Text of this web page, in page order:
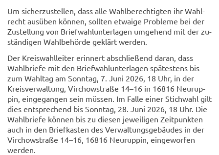
Um si­cher­zu­stel­len, dass alle Wahl­be­rech­tig­ten ihr Wahl­
recht aus­üben kön­nen, soll­ten et­wai­ge Pro­ble­me bei der
Zu­stel­lung von Brief­wahl­un­ter­la­gen um­ge­hend mit der zu­
stän­di­gen Wahl­be­hör­de ge­klärt wer­den.
Der Kreis­wahl­lei­ter er­in­nert ab­schlie­ßend daran, dass
Wahl­brie­fe mit den Brief­wahl­un­ter­la­gen spä­tes­tens bis
zum Wahl­tag am Sonn­tag, 7. Juni 2026, 18 Uhr, in der
Kreis­ver­wal­tung, Virch­ow­stra­ße 14–16 in 16816 Neu­rup­
pin, ein­ge­gan­gen sein müs­sen. Im Falle einer Stich­wahl gilt
dies ent­spre­chend bis Sonn­tag, 28. Juni 2026, 18 Uhr. Die
Wahl­brie­fe kön­nen bis zu die­sen je­wei­li­gen Zeit­punk­ten
auch in den Brief­kas­ten des Ver­wal­tungs­ge­bäu­des in der
Virch­ow­stra­ße 14–16, 16816 Neu­rup­pin, ein­ge­wor­fen
wer­den.